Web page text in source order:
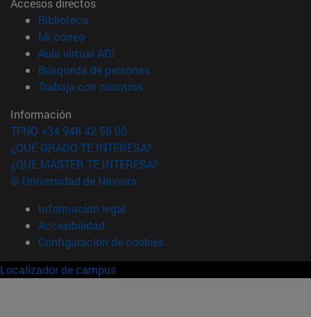
Biblioteca
Mi correo(abre en nueva ventana)
Aula virtual ADI
Búsqueda de personas(abre en nueva ventana)
Trabaja con nosotros(abre en nueva ventana)
Información
TFNO +34 948 42 56 00
¿QUÉ GRADO TE INTERESA?
¿QUÉ MÁSTER TE INTERESA?
© Universidad de Navarra
Información legal
Accesibilidad
Configuración de cookies
Localizador de campus